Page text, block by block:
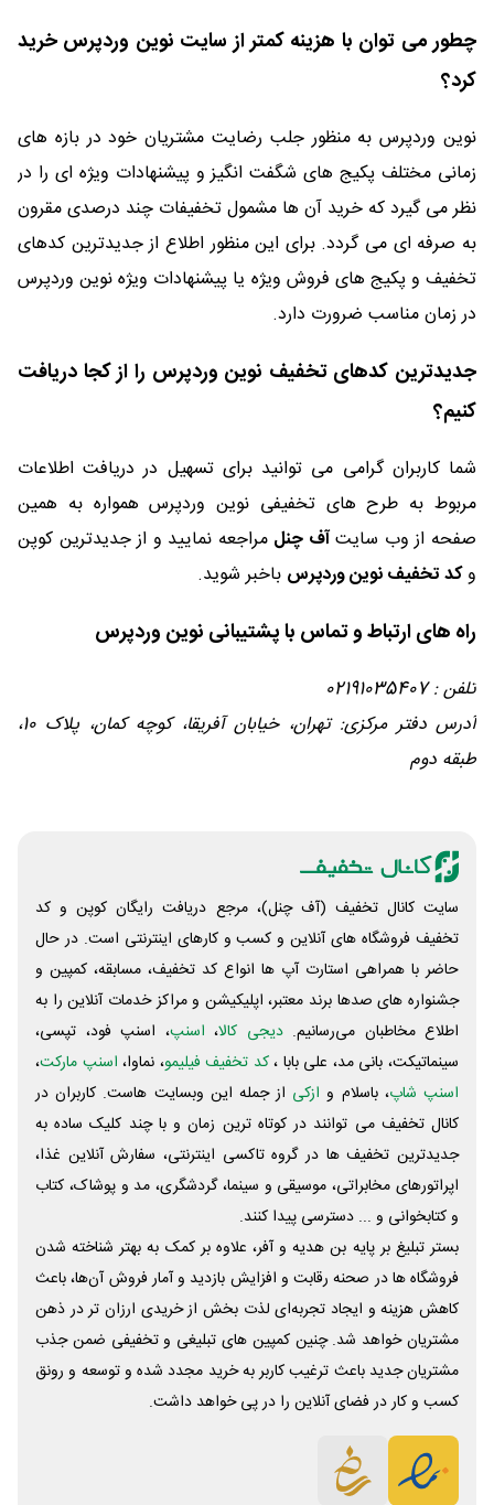
چطور می توان با هزینه کمتر از سایت نوین وردپرس خرید
کرد؟
نوین وردپرس به منظور جلب رضایت مشتریان خود در بازه های
زمانی مختلف پکیج های شگفت انگیز و پیشنهادات ویژه ای را در
نظر می گیرد که خرید آن ها مشمول تخفیفات چند درصدی مقرون
به صرفه ای می گردد. برای این منظور اطلاع از جدیدترین کدهای
تخفیف و پکیج های فروش ویژه یا پیشنهادات ویژه نوین وردپرس
در زمان مناسب ضرورت دارد.
جدیدترین کدهای تخفیف نوین وردپرس را از کجا دریافت
کنیم؟
شما کاربران گرامی می توانید برای تسهیل در دریافت اطلاعات
مربوط به طرح های تخفیفی نوین وردپرس همواره به همین
صفحه از وب سایتآف چنل مراجعه نمایید و از جدیدترین کوپن
وکد تخفیف نوین وردپرس باخبر شوید.
راه‌ های ارتباط و تماس با پشتیبانی نوین وردپرس
تلفن : 02191035407
آدرس دفتر مرکزی: تهران، خیابان آفریقا، کوچه کمان، پلاک 10،
طبقه دوم
سایت کانال تخفیف (آف چنل)، مرجع دریافت رایگان کوپن و کد
تخفیف فروشگاه های آنلاین و کسب و‌ کارهای اینترنتی است. در حال
حاضر با همراهی استارت آپ ها انواع کد تخفیف، مسابقه، کمپین و
جشنواره های صدها برند معتبر، اپلیکیشن و مراکز خدمات آنلاین را به
اطلاع مخاطبان می‌رسانیم. دیجی کالا، اسنپ، اسنپ فود، تپسی،
سینماتیکت، بانی مد، علی‌ بابا ،کد تخفیف فیلیمو، نماوا، اسنپ مارکت،
اسنپ شاپ، باسلام و ازکی از جمله این وبسایت ‌هاست. کاربران در
کانال تخفیف می توانند در کوتاه ترین زمان و با چند کلیک ساده به
جدیدترین تخفیف ها در گروه تاکسی اینترنتی، سفارش آنلاین غذا،
اپراتورهای مخابراتی، موسیقی و سینما، گردشگری، مد و پوشاک، کتاب
و کتابخوانی و ... دسترسی پیدا کنند.
بستر تبلیغ بر پایه بن هدیه و آفر، علاوه بر کمک به بهتر شناخته شدن
فروشگاه ها در صحنه رقابت و افزایش بازدید و آمار فروش آن‌ها، باعث
کاهش هزینه و ایجاد تجربه‌ای لذت بخش از خریدی ارزان تر در ذهن
مشتریان خواهد شد. چنین کمپین های تبلیغی و تخفیفی ضمن جذب
مشتریان جدید باعث ترغیب کاربر به خرید مجدد شده و توسعه و رونق
کسب و کار در فضای آنلاین را در پی خواهد داشت.